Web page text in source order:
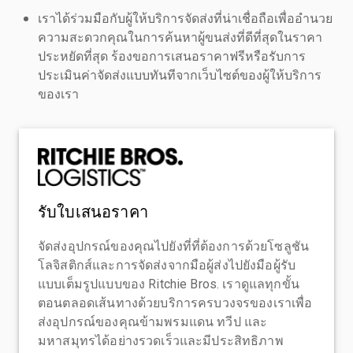
เราได้ร่วมมือกับผู้ให้บริการจัดส่งที่น่าเชื่อถือเพื่ออำนวย
ความสะดวกคุณในการค้นหาผู้ขนส่งที่ดีที่สุดในราคา
ประหยัดที่สุด ร้องขอการเสนอราคาฟรีหรือรับการ
ประเมินค่าจัดส่งแบบทันทีจากเว็บไซต์ของผู้ให้บริการ
ของเรา
รับใบเสนอราคา
จัดส่งอุปกรณ์ของคุณไปยังที่ที่ต้องการด้วยโซลูชัน
โลจิสติกส์และการจัดส่งจากมือผู้ส่งไปยังมือผู้รับ
แบบเต็มรูปแบบของ Ritchie Bros. เราดูแลทุกขั้น
ตอนตลอดเส้นทางด้วยบริการครบวงจรของเราเพื่อ
ส่งอุปกรณ์ของคุณข้ามพรมแดน ทวีป และ
มหาสมุทรได้อย่างรวดเร็วและมีประสิทธิภาพ